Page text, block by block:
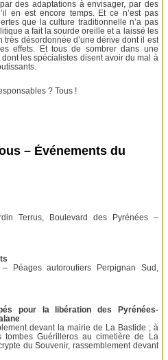
des adaptations à envisager, par des
en est encore temps. Et ce n’est pas
que la culture traditionnelle n’a pas
a fait la sourde oreille et a laissé les
très désordonnée d’une dérive dont il est
effets. Et tous de sombrer dans une
les spécialistes disent avoir du mal à
? Tous !
– Événements du
Terrus, Boulevard des Pyrénées –
Péages autoroutiers Perpignan Sud,
pour la libération des Pyrénées-
devant la mairie de La Bastide ; à
Guérilleros au cimetière de La
du Souvenir, rassemblement devant